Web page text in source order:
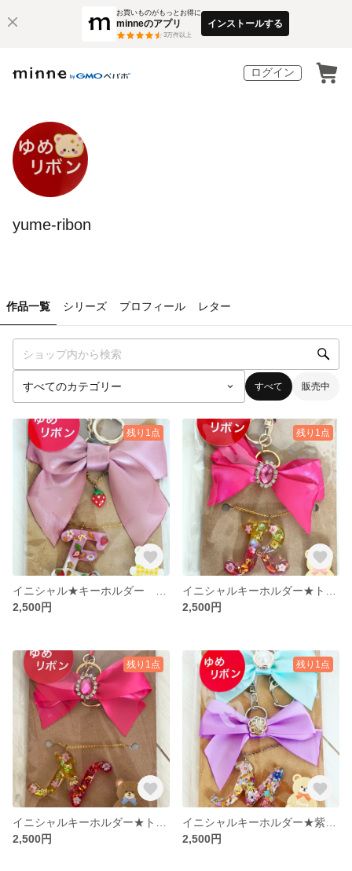
お買いものがもっとお得に
minneのアプリ
3万件以上
インストールする
ログイン
yume-ribon
作品一覧 シリーズ プロフィール レター
すべて 販売中
残り1点
2,500円
残り1点
2,500円
残り1点
2,500円
残り1点
2,500円